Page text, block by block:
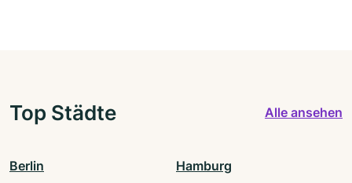
Top Städte Alle ansehen
Berlin Hamburg